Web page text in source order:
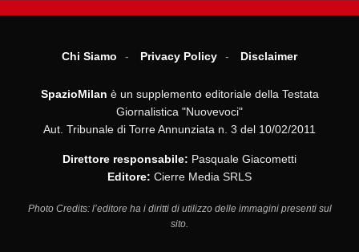
Chi Siamo Privacy Policy Disclaimer
SpazioMilan è un supplemento editoriale della Testata
Giornalistica "Nuovevoci"
Aut. Tribunale di Torre Annunziata n. 3 del 10/02/2011
Direttore responsabile: Pasquale Giacometti
Editore: Cierre Media SRLS
Photo Credits: l’editore ha i diritti di utilizzo delle immagini presenti sul
sito.